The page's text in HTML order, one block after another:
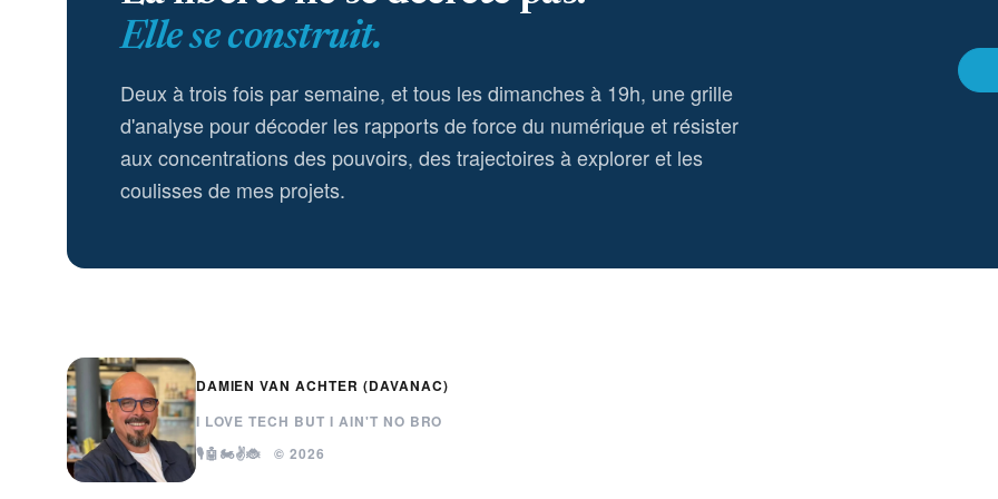
Elle se construit.
Deux à trois fois par semaine, et tous les dimanches à 19h, une grille
d'analyse pour décoder les rapports de force du numérique et résister
aux concentrations des pouvoirs, des trajectoires à explorer et les
coulisses de mes projets.
DAMIEN VAN ACHTER (DAVANAC)
I LOVE TECH BUT I AIN'T NO BRO
🎙️🤖🏍️✌️🐞 © 2026